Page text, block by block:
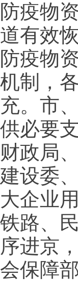
疫物
有效
疫物
制，
。市
必要
政局
设委
业用
路、
进京
保障